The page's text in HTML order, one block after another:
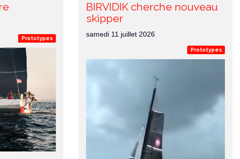
Prototypes
BIRVIDIK cherche nouveau
skipper
samedi 11 juillet 2026
Prototypes